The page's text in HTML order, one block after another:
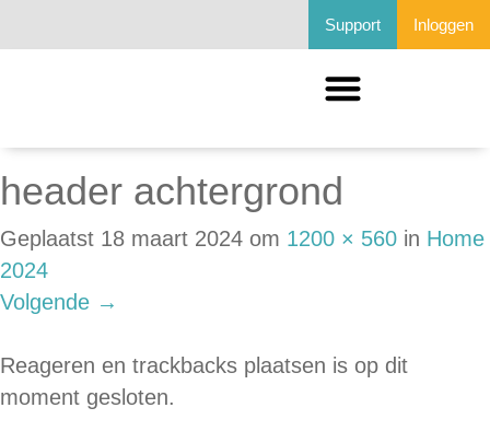
Support Inloggen
header achtergrond
Geplaatst 18 maart 2024 om 1200 × 560 in Home
2024
Volgende →
Reageren en trackbacks plaatsen is op dit
moment gesloten.